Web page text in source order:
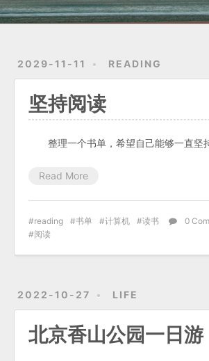
2029-11-11 READING
坚持阅读
整理一个书单，希望自己能够一直坚持
Read More
0
reading 书单 计算机
读书
阅读
2022-10-27 LIFE
北京香山公园一日游